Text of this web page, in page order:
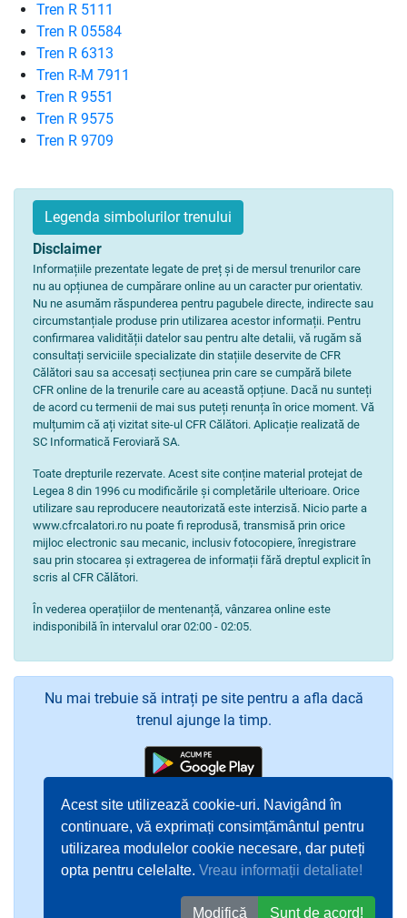
Acest site utilizează cookie-uri. Navigând în
continuare, vă exprimați consimțământul pentru
utilizarea modulelor cookie necesare, dar puteți
opta pentru celelalte.Vreau informații detaliate!
Modifică Sunt de acord!
Tren R 5111
Tren R 05584
Tren R 6313
Tren R-M 7911
Tren R 9551
Tren R 9575
Tren R 9709
Legenda simbolurilor trenului
Disclaimer
Informațiile prezentate legate de preț și de mersul trenurilor care
nu au opțiunea de cumpărare online au un caracter pur orientativ.
Nu ne asumăm răspunderea pentru pagubele directe, indirecte sau
circumstanțiale produse prin utilizarea acestor informații. Pentru
confirmarea validității datelor sau pentru alte detalii, vă rugăm să
consultați serviciile specializate din stațiile deservite de CFR
Călători sau sa accesați secțiunea prin care se cumpără bilete
CFR online de la trenurile care au această opțiune. Dacă nu sunteți
de acord cu termenii de mai sus puteți renunța în orice moment. Vă
mulțumim că ați vizitat site-ul CFR Călători. Aplicație realizată de
SC Informatică Feroviară SA.
Toate drepturile rezervate. Acest site conține material protejat de
Legea 8 din 1996 cu modificările și completările ulterioare. Orice
utilizare sau reproducere neautorizată este interzisă. Nicio parte a
www.cfrcalatori.ro nu poate fi reprodusă, transmisă prin orice
mijloc electronic sau mecanic, inclusiv fotocopiere, înregistrare
sau prin stocarea și extragerea de informații fără dreptul explicit în
scris al CFR Călători.
În vederea operațiilor de mentenanță, vânzarea online este
indisponibilă în intervalul orar 02:00 - 02:05.
Nu mai trebuie să intrați pe site pentru a afla dacă
trenul ajunge la timp.